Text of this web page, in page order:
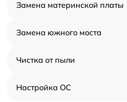
Замена материнской платы
Замена южного моста
Чистка от пыли
Настройка ОС